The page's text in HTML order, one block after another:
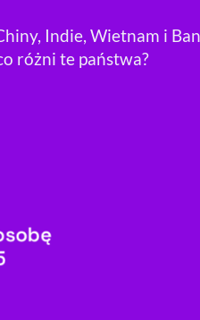
Indie, Wietnam i
różni te państwa?